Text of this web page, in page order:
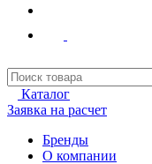
Каталог
Заявка на расчет
Бренды
О компании